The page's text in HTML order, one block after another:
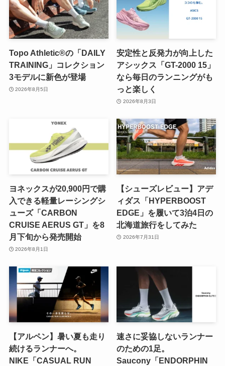
Topo Athletic®の「DAILY
TRAINING」コレクション
3モデルに新色が登場
2026年8月5日
安定性と反発力が向上した
アシックス「GT-2000 15」
なら毎日のランニングがも
っと楽しく
2026年8月3日
ヨネックスが20,900円で購
入できる軽量レーシングシ
ューズ「CARBON
CRUISE AERUS GT」を8
月下旬から発売開始
2026年8月1日
【シューズレビュー】アデ
ィダス「HYPERBOOST
EDGE」を履いて3泊4日の
北海道旅行をしてみた
2026年7月31日
【アルペン】暑い夏も走り
続けるランナーへ。
NIKE「CASUAL RUN
速さに妥協しないランナー
のための1足。
Saucony「ENDORPHIN